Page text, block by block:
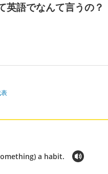
英語でなんて言うの？
a habit.